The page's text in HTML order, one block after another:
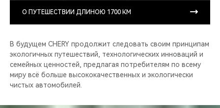
О ПУТЕШЕСТВИИ ДЛИНОЮ 1700 КМ
В будущем CHERY продолжит следовать своим принципам
экологичных путешествий, технологических инноваций и
семейных ценностей, предлагая потребителям по всему
миру всё больше высококачественных и экологически
чистых автомобилей.